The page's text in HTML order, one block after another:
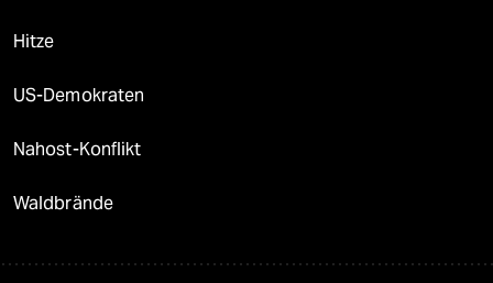
Hitze
US-Demokraten
Nahost-Konflikt
Waldbrände